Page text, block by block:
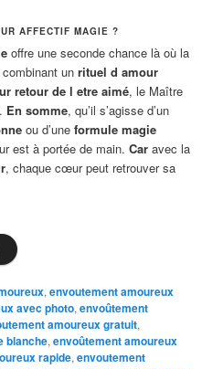
AFFECTIF MAGIE ?
offre une seconde chance là où la
combinant unrituel d amour
retour de l etre aimé, le Maître
En somme, qu’il s’agisse d’un
ou d’uneformule magie
est à portée de main.Car avec la
, chaque cœur peut retrouver sa
,envoutement amoureux
avec photo,envoûtement
amoureux gratuit,
blanche,envoûtement amoureux
rapide,envoutement